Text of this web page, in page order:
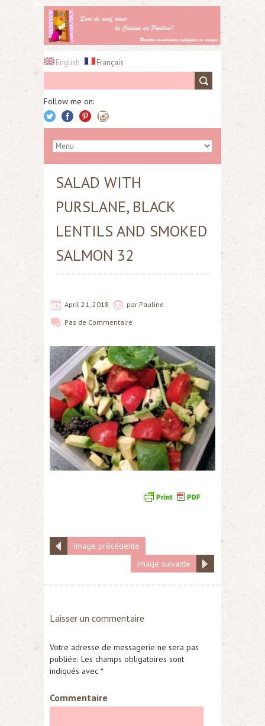
English Français
Follow me on:
SALAD WITH
PURSLANE, BLACK
LENTILS AND SMOKED
SALMON 32
April 21, 2018 par Pauline
Pas de Commentaire
Image précédente
Image suivante
Laisser un commentaire
Votre adresse de messagerie ne sera pas
publiée. Les champs obligatoires sont
indiqués avec *
Commentaire